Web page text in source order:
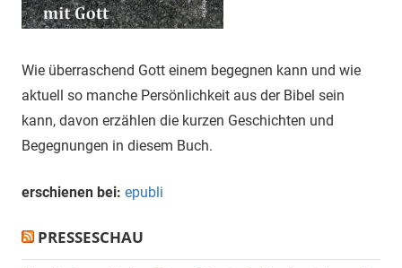
Wie überraschend Gott einem begegnen kann und wie
aktuell so manche Persönlichkeit aus der Bibel sein
kann, davon erzählen die kurzen Geschichten und
Begegnungen in diesem Buch.
erschienen bei: epubli
PRESSESCHAU